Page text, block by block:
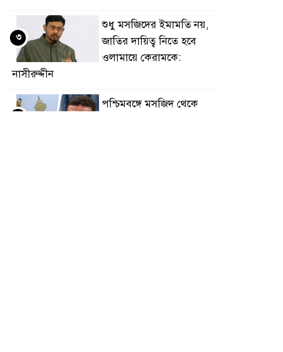
শুধু মসজিদের ইমামতি নয়,
জাতির দায়িত্ব নিতে হবে
ওলামায়ে কেরামকে:
নাসীরুদ্দীন
৩
পশ্চিমবঙ্গে মসজিদ থেকে